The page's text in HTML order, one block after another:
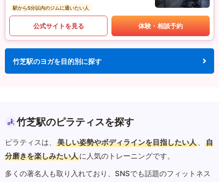
駅から5分以内のジムに通いたい人
公式サイトを見る 体験・相談予約
竹芝駅のヨガを目的別に探す
竹芝駅のピラティスを探す
ピラティスは、 美しい姿勢やボディラインを目指したい人 、
自
分磨きを楽しみたい人に人気のトレーニングです。
多くの著名人も取り入れており、SNSでも話題のフィットネス